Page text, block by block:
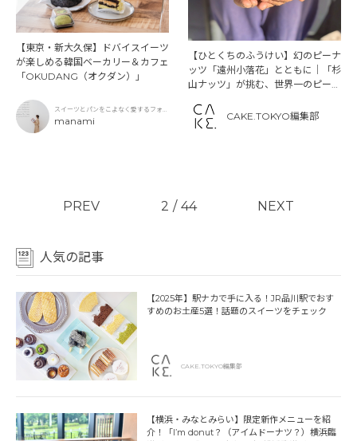
【東京・新大久保】ドバイスイーツ
が楽しめる韓国ベーカリー＆カフェ
「OKUDANG（オクダン）」
スイーツとパンをこよなく愛するフォト
グラファー
manami
【ひとくちのふうけい】幻のピーナ
ッツ「遠州小落花」とともに｜「杉
山ナッツ」が挑む、世界一のピーナ
CAKE.TOKYO編集部
PREV 2 / 44 NEXT
人気の記事
【2025年】駅ナカで手に入る！JR品川駅でおす
すめのお土産5選！話題のスイーツをチェック
CAKE.TOKYO編集部
【横浜・みなとみらい】限定新作メニューを紹
介！「I’m donut？（アイムドーナツ？）横浜臨